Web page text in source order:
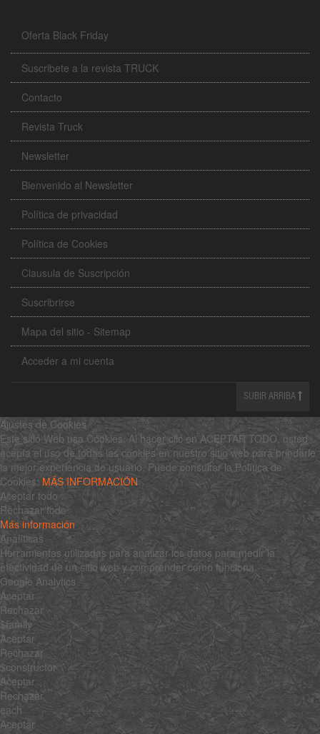
Oferta Black Friday
Suscribete a la revista TRUCK
Contacto
Revista Truck
Newsletter
Bienvenido al Newsletter
Política de privacidad
Política de Cookies
Clausula de Suscripción
Suscribrirse
Mapa del sitio - Sitemap
Acceder a mi cuenta
SUBIR ARRIBA
Ajustes de Cookies
Este sitio Web usa Cookies. Al hacer clic en ACEPTAR TODO, usted
acepta el uso de todas las cookies en nuestro sitio web para brindarle
la mejor experiencia de usuario. Puede consultar la Política de
Cookies: MÁS INFORMACIÓN
Aceptar todo
Rechazar todo
Más información
Analíticas
Herramientas utilizadas para analizar los datos para medir la
efectividad de un sitio web y comprender cómo funciona.
Google Analytics
Aceptar
Rechazar
$family
Aceptar
Rechazar
$constructor
Aceptar
Rechazar
each
Aceptar